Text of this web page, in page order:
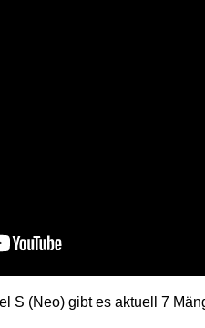
S (Neo) gibt es aktuell 7